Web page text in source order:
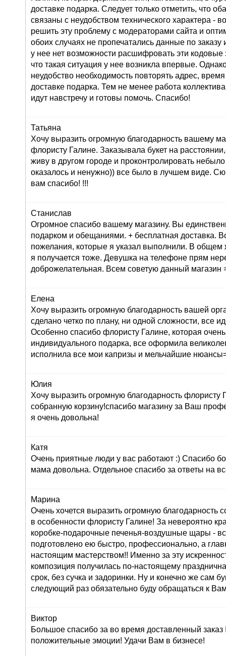
доставке подарка. Следует только отметить, что
связаны с неудобством технического характера -
решить эту проблему с модераторами сайта и
обоих случаях не пропечатались данные по заказу
у нее нет возможности расшифровать эти кодовые
что такая ситуация у нее возникла впервые.
неудобство необходимость повторять адрес,
доставке подарка. Тем не менее работа
идут навстречу и готовы помочь. Спасибо!
Татьяна
Хочу выразить огромную благодарность вашему
флористу Галине. Заказывала букет на
живу в другом городе и проконтролировать
оказалось и ненужно)) все было в лучшем виде.
вам спасибо! !!!
Станислав
Огромное спасибо вашему магазину. Вы
подарком и обещаниями. + бесплатная доставка.
пожелания, которые я указал выполнили. В общем
я получается тоже. Девушка на телефоне прям
доброжелательная. Всем советую данный магазин
Елена
Хочу выразить огромную благодарность вашей
сделано четко по плану, ни одной сложности, все
Особенно спасибо флористу Галине, которая
индивидуального подарка, все оформила
исполнила все мои капризы и мельчайшие
Юлия
Хочу выразить огромную благодарность флористу
собранную корзину!спасибо магазину за Ваш
я очень довольна!
Катя
Очень приятные люди у вас работают :) Спасибо
мама довольна. Отдельное спасибо за ответы на
Марина
Очень хочется выразить огромную благодарность
в особенности флористу Галине! За невероятно
коробке-подарочные печенья-воздушные щары -
подготовлено ею быстро, профессионально, а
настоящим мастерством!! Именно за эту
композиция получилась по-настоящему
срок, без сучка и задоринки. Ну и конечно же сам
следующий раз обязательно буду обращаться к
Виктор
Большое спасибо за во время доставленный
положительные эмоции! Удачи Вам в бизнесе!